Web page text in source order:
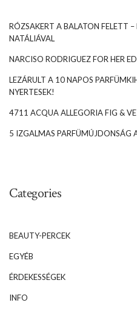
RÓZSAKERT A BALATON FELETT
NATÁLIÁVAL
NARCISO RODRIGUEZ FOR HER
LEZÁRULT A 10 NAPOS
NYERTESEK!
4711 ACQUA ALLEGORIA FIG &
5 IZGALMAS PARFÜMÚJDONSÁG
Categories
BEAUTY-PERCEK
EGYÉB
ÉRDEKESSÉGEK
INFO